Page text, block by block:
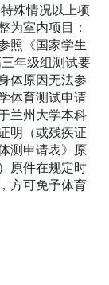
殊情况以上项
为室内项目：
照《国家学生
年级组测试要
体原因无法参
体育测试申请
兰州大学本科
明（或残疾证
测申请表》原
原件在规定时
方可免予体育